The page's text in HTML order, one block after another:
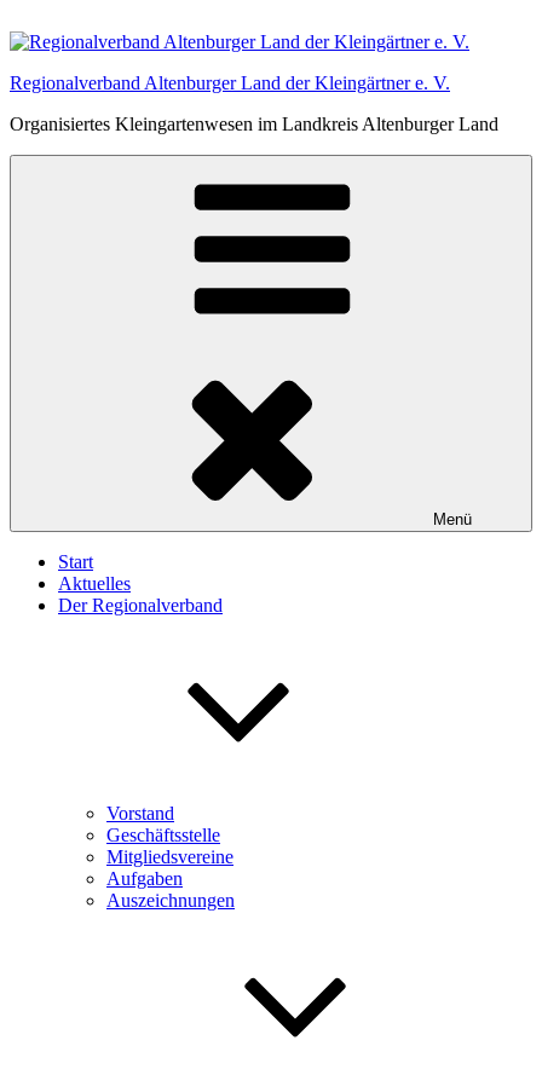
Inhalt
Regionalverband Altenburger Land der Kleingärtner e. V.
Organisiertes Kleingartenwesen im Landkreis Altenburger Land
Menü
Start
Aktuelles
Der Regionalverband
Vorstand
Geschäftsstelle
Mitgliedsvereine
Aufgaben
Auszeichnungen